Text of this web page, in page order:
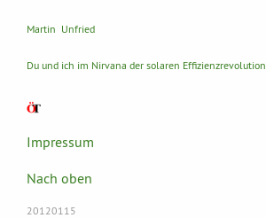
Martin Unfried
Du und ich im Nirvana der solaren Effizienzrevolution
Impressum
Nach oben
20120115